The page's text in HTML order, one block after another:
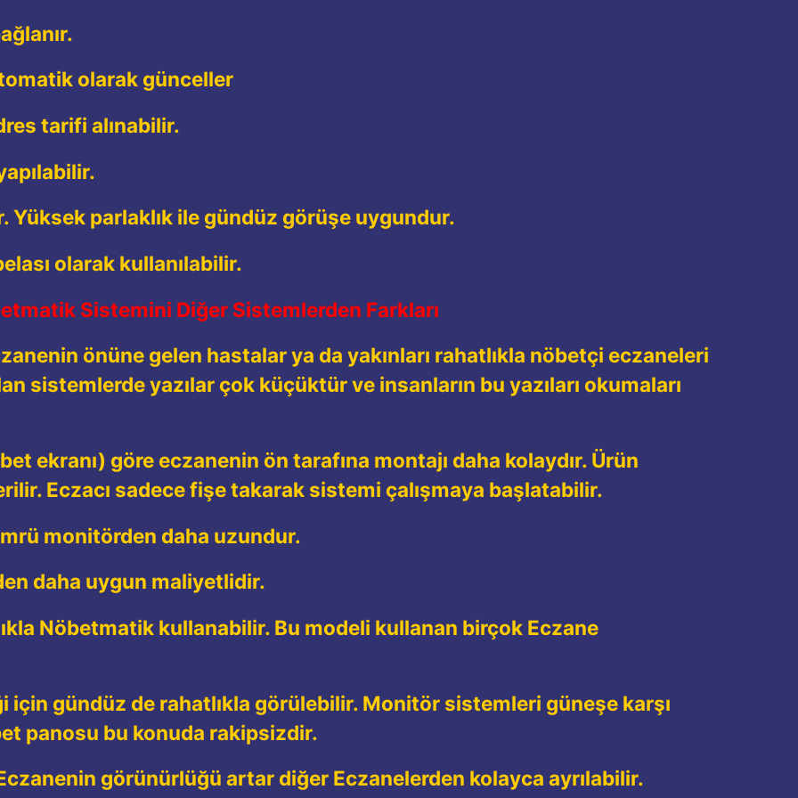
olarak günceller
tarifi alınabilir.
parlaklık ile gündüz görüşe uygundur.
olarak kullanılabilir.
Sistemini Diğer Sistemlerden Farkları
önüne gelen hastalar ya da yakınları rahatlıkla nöbetçi eczaneleri
sistemlerde yazılar çok küçüktür ve insanların bu yazıları okumaları
ekranı) göre eczanenin ön tarafına montajı daha kolaydır. Ürün
Eczacı sadece fişe takarak sistemi çalışmaya başlatabilir.
monitörden daha uzundur.
daha uygun maliyetlidir.
Nöbetmatik kullanabilir. Bu modeli kullanan birçok Eczane
için gündüz de rahatlıkla görülebilir. Monitör sistemleri güneşe karşı
panosu bu konuda rakipsizdir.
görünürlüğü artar diğer Eczanelerden kolayca ayrılabilir.